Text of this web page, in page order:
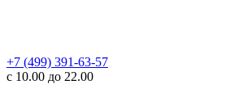
+7 (499) 391-63-57
с 10.00 до 22.00